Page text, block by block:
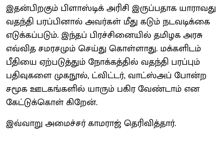
இதன்பிறகும் பிளாஸ்டிக் அரிசி இருப்பதாக யாராவது
வதந்தி பரப்பினால் அவர்கள் மீது கடும் நடவடிக்கை
எடுக்கப்படும். இந்தப் பிரச்சினையில் தமிழக அரசு
எவ்வித சமரசமும் செய்து கொள்ளாது. மக்களிடம்
பீதியை ஏற்படுத்தும் நோக்கத்தில் வதந்தி பரப்பும்
பதிவுகளை முகநூல், ட்விட்டர், வாட்ஸ்அப் போன்ற
சமூக ஊடகங்களில் யாரும் பகிர வேண்டாம் என
கேட்டுக்கொள் கிறேன்.
இவ்வாறு அமைச்சர் காமராஜ் தெரிவித்தார்.